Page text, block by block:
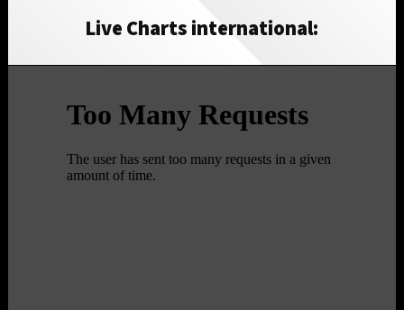
Live Charts international: